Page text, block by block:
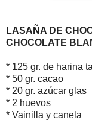
LASAÑA DE
CHOCOLATE
* 125 gr. de harina
* 50 gr. cacao
* 20 gr. azúcar glas
* 2 huevos
* Vainilla y canela